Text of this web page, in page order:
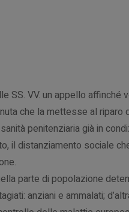
SS. VV. un appello affinché
che la mettesse al riparo
penitenziaria già in
il distanziamento sociale
parte di popolazione
anziani e ammalati;